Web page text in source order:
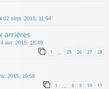
02 sept. 2015, 11:54
arrières
avr. 2015, 18:49
1 25 26 27 28
2015, 19:56
1 … 8 9 10 11